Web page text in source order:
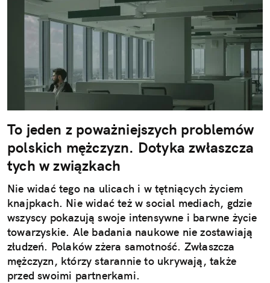
To jeden z poważniejszych problemów
polskich mężczyzn. Dotyka zwłaszcza
tych w związkach
Nie widać tego na ulicach i w tętniących życiem
knajpkach. Nie widać też w social mediach, gdzie
wszyscy pokazują swoje intensywne i barwne życie
towarzyskie. Ale badania naukowe nie zostawiają
złudzeń. Polaków zżera samotność. Zwłaszcza
mężczyzn, którzy starannie to ukrywają, także
przed swoimi partnerkami.